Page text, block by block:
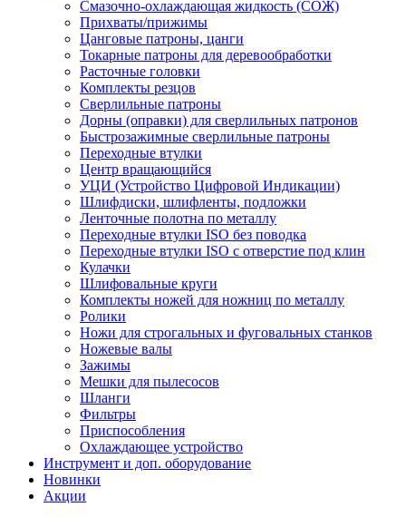
Смазочно-охлаждающая жидкость (СОЖ)
Прихваты/прижимы
Цанговые патроны, цанги
Токарные патроны для деревообработки
Расточные головки
Комплекты резцов
Сверлильные патроны
Дорны (оправки) для сверлильных патронов
Быстрозажимные сверлильные патроны
Переходные втулки
Центр вращающийся
УЦИ (Устройство Цифровой Индикации)
Шлифдиски, шлифленты, подложки
Ленточные полотна по металлу
Переходные втулки ISO без поводка
Переходные втулки ISO с отверстие под клин
Кулачки
Шлифовальные круги
Комплекты ножей для ножниц по металлу
Ролики
Ножи для строгальных и фуговальных станков
Ножевые валы
Зажимы
Мешки для пылесосов
Шланги
Фильтры
Приспособления
Охлаждающее устройство
Инструмент и доп. оборудование
Новинки
Акции